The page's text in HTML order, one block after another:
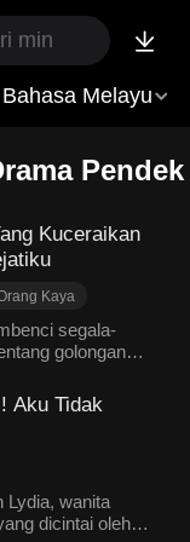
Bahasa Melayu
Pendek
Kuceraikan
Kaya
segala-
golongan
yang
bermoral,
menghina dan
Didorong
batas
Aku Tidak
wanita
watak
Lydia, wanita
dicintai oleh